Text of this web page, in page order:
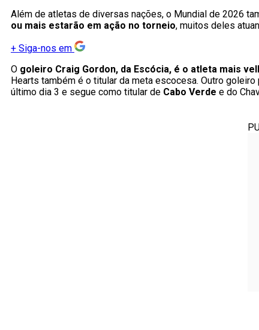
Além de atletas de diversas nações, o Mundial de 2026
ou mais estarão em ação no torneio, muitos deles
+ Siga-nos em
O goleiro Craig Gordon, da Escócia, é o atleta mais
Hearts também é o titular da meta escocesa. Outro
último dia 3 e segue como titular de Cabo Verde e do